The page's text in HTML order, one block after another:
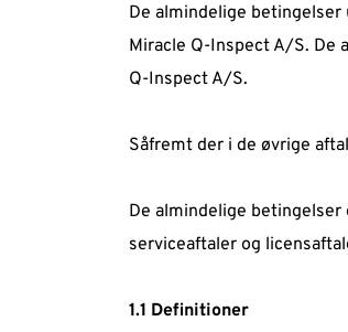
De almindelige
Miracle Q-Inspect A/S. De
Q-Inspect A/S.
Såfremt der i de øvrige
De almindelige
serviceaftaler og
1.1 Definitioner